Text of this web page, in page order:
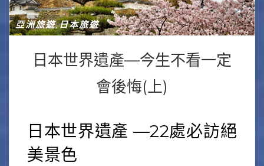
亞洲旅遊,日本旅遊
日本世界遺產—今生不看一定
會後悔(上)
日本世界遺產 —22處必訪絕
美景色